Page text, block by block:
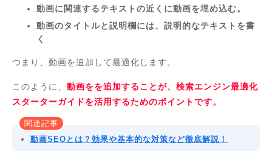
動画に関連するテキストの近くに動画を埋め込む。
動画のタイトルと説明欄には、説明的なテキストを書
く
つまり、動画を追加して最適化します。
このように、 動画をを追加することが、検索エンジン最適化
スターターガイドを活用するためのポイントです。
関連記事
動画SEOとは？効果や基本的な対策など徹底解説！